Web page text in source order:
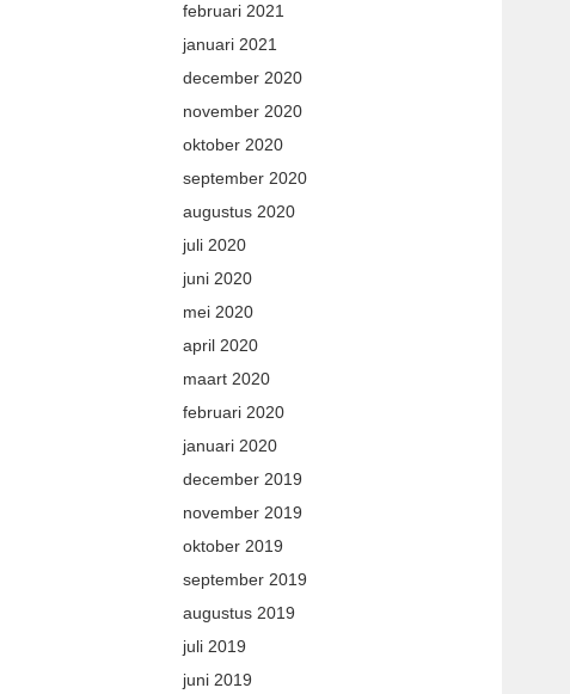
februari 2021
januari 2021
december 2020
november 2020
oktober 2020
september 2020
augustus 2020
juli 2020
juni 2020
mei 2020
april 2020
maart 2020
februari 2020
januari 2020
december 2019
november 2019
oktober 2019
september 2019
augustus 2019
juli 2019
juni 2019